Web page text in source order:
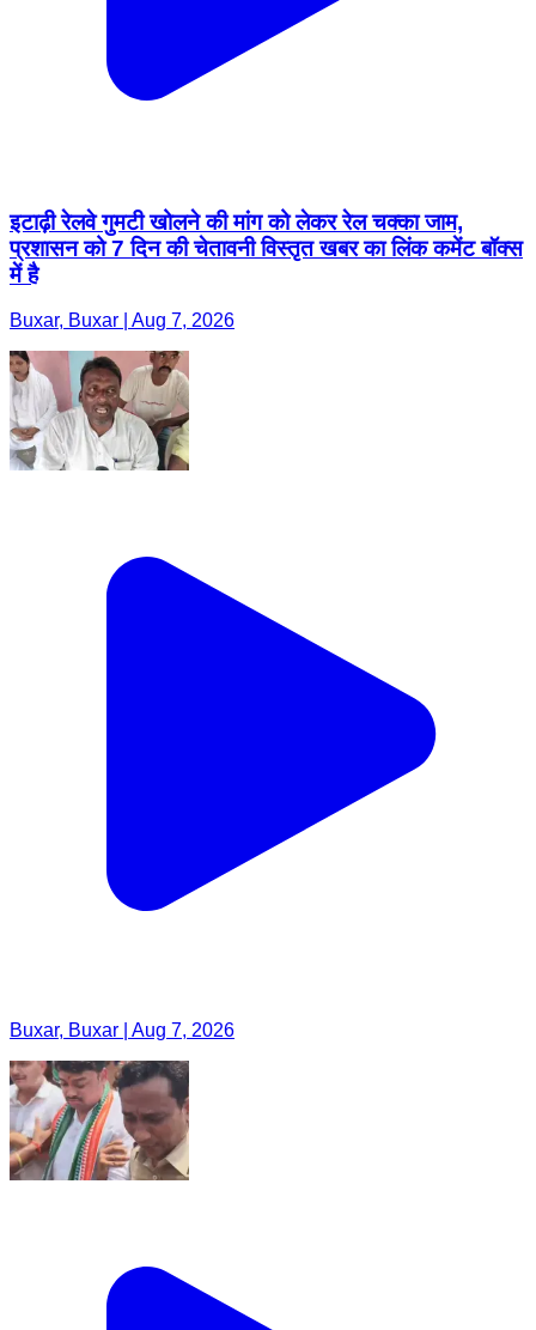
इटाढ़ी रेलवे गुमटी खोलने की मांग को लेकर रेल चक्का जाम,
प्रशासन को 7 दिन की चेतावनी विस्तृत खबर का लिंक कमेंट बॉक्स
में है
Buxar, Buxar | Aug 7, 2026
Buxar, Buxar | Aug 7, 2026